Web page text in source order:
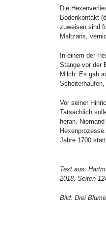
Die
Bodenkontakt
zuweisen sind
Maltzans,
In einem der
Stange vor der
Milch. Es gab
Vor seiner
Tatsächlich
heran.
Jahre 1700
Text aus:
2018, Seiten
Bild: Drei